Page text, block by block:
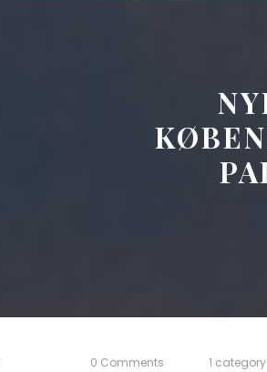
0 Comments 1 category